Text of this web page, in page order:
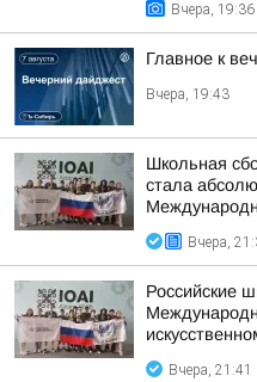
Вчера, 19:36
Главное к
Вчера, 19:43
Школьная
стала
Вчера,
Российские
Вчера, 21:41